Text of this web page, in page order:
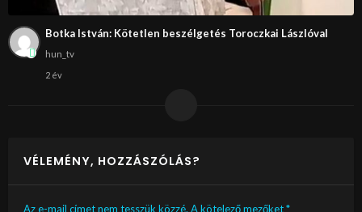
Botka István: Kötetlen beszélgetés Toroczkai Lászlóval
hun_tv
2 év
VÉLEMÉNY, HOZZÁSZÓLÁS?
Az e-mail címet nem tesszük közzé. A kötelező mezőket*